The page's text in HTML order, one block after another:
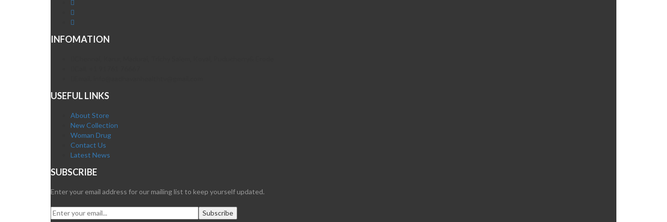
INFOMATION
USEFUL LINKS
About Store
New Collection
Woman Drug
Contact Us
Latest News
SUBSCRIBE
Enter your email address for our mailing list to keep yourself updated.